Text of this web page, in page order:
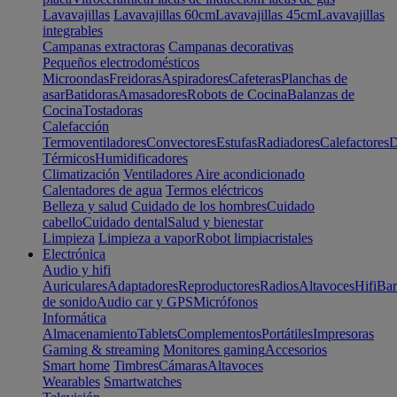
Lavavajillas Lavavajillas 60cmLavavajillas 45cmLavavajillas
integrables
Campanas extractoras Campanas decorativas
Pequeños electrodomésticos
MicroondasFreidorasAspiradoresCafeterasPlanchas de
asarBatidorasAmasadoresRobots de CocinaBalanzas de
CocinaTostadoras
Calefacción
TermoventiladoresConvectoresEstufasRadiadoresCalefactores
TérmicosHumidificadores
Climatización Ventiladores Aire acondicionado
Calentadores de agua Termos eléctricos
Belleza y salud Cuidado de los hombresCuidado
cabelloCuidado dentalSalud y bienestar
Limpieza Limpieza a vaporRobot limpiacristales
Electrónica
Audio y hifi
AuricularesAdaptadoresReproductoresRadiosAltavocesHifi
de sonidoAudio car y GPSMicrófonos
Informática
AlmacenamientoTabletsComplementosPortátilesImpresoras
Gaming & streaming Monitores gamingAccesorios
Smart home TimbresCámarasAltavoces
Wearables Smartwatches